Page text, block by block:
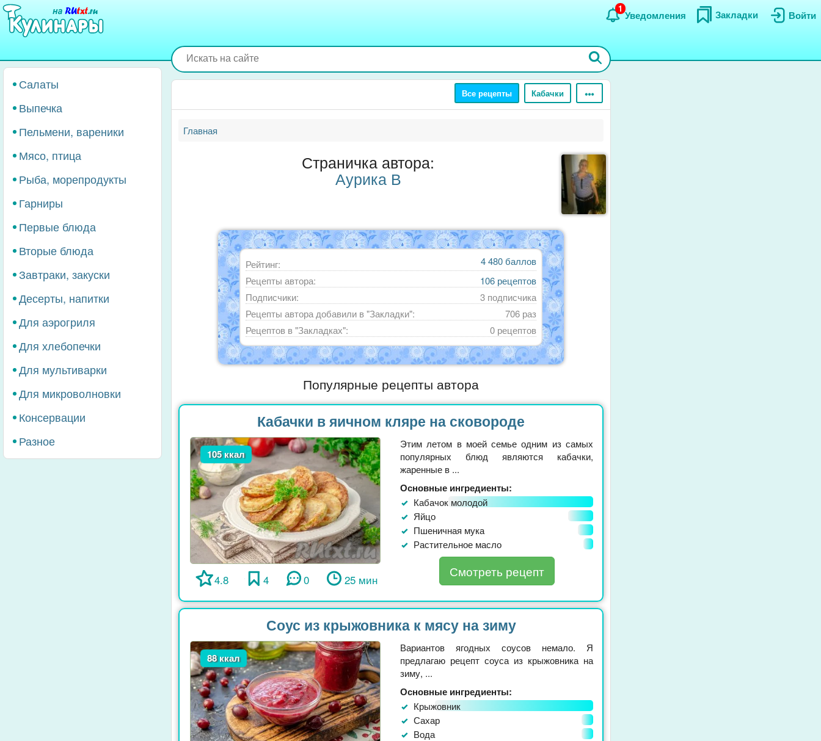
Перейти
основному
Войти
Закладки
Уведомления
1
Салаты
Выпечка
Пельмени, вареники
Мясо, птица
Рыба, морепродукты
Гарниры
Первые блюда
Вторые блюда
Завтраки, закуски
Десерты, напитки
Для аэрогриля
Для хлебопечки
Для мультиварки
Для микроволновки
Консервации
Разное
Все рецепты Кабачки
Главная
Страничка автора:
Аурика В
4 480 баллов
Рейтинг:
106 рецептов
Рецепты автора:
3 подписчика
Подписчики:
706 раз
Рецепты автора добавили в "Закладки":
0 рецептов
Рецептов в "Закладках":
Популярные рецепты автора
Кабачки в яичном кляре на сковороде
105 ккал
4.8 4 0 25 мин
Этим летом в моей семье одним из самых
популярных блюд являются кабачки,
жаренные в ...
Основные ингредиенты:
Кабачок молодой
Яйцо
Пшеничная мука
Растительное масло
Смотреть рецепт
Соус из крыжовника к мясу на зиму
88 ккал
Вариантов ягодных соусов немало. Я
предлагаю рецепт соуса из крыжовника на
зиму, ...
Основные ингредиенты:
Крыжовник
Сахар
Вода